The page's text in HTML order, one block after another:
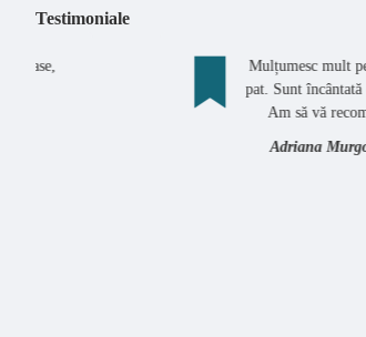
Testimoniale
Mulțumesc mult pentru lenjeria de
pat. Sunt încântată de produsul dvs.
Am să vă recomand cu drag.